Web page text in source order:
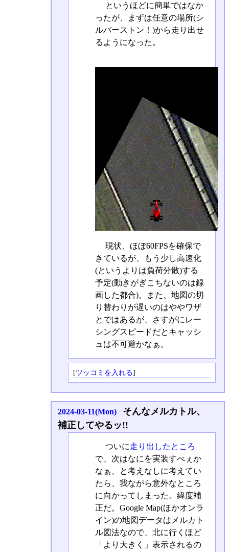
というほどに簡単ではなか
ったが、まずは任意の場所(シ
ルバーストン！)から走り出せ
るようになった。
現状、ほぼ60FPSを確保で
きているが、もう少し高速化
(というよりは負荷分散)する
予定(動きがぎこちないのは録
画した都合)。また、地図の切
り替わりが遅いのはややワザ
とではあるが、さすがにレー
シングスピードだとキャッシ
ュは不可避かなぁ。
[ツッコミを入れる]
2024-03-11(Mon)
そんなメルカトル、
補正してやるッ!!
ついに走り出したところ
で、次はなにを実装すべぇか
なぁ、と考えなしに考えてい
たら、我ながら意外なところ
に向かってしまった。緯度補
正だ。Google Map(ほかオンラ
イン)の地図データはメルカト
ル図法なので、北に行くほど
「より大きく」表示されるの